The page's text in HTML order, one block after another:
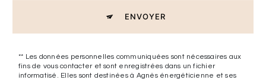
ENVOYER
** Les données personnelles communiquées sont nécessaires aux
fins de vous contacter et sont enregistrées dans un fichier
informatisé. Elles sont destinées à Agnès énergéticienne et ses